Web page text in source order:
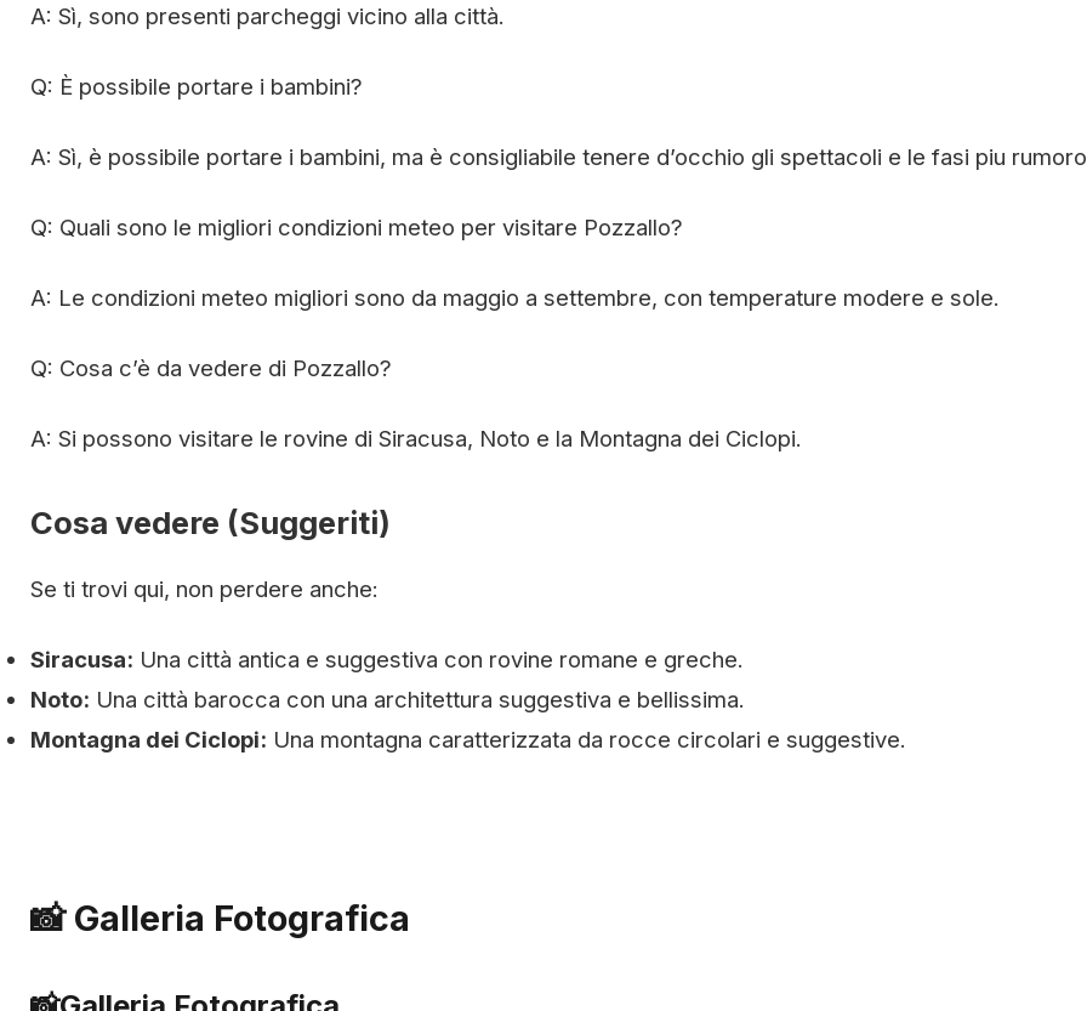
A: Sì, sono presenti parcheggi vicino alla città.
Q: È possibile portare i bambini?
A: Sì, è possibile portare i bambini, ma è consigliabile tenere d’occhio gli spettacoli e le fasi piu
Q: Quali sono le migliori condizioni meteo per visitare Pozzallo?
A: Le condizioni meteo migliori sono da maggio a settembre, con temperature modere e sole.
Q: Cosa c’è da vedere di Pozzallo?
A: Si possono visitare le rovine di Siracusa, Noto e la Montagna dei Ciclopi.
Cosa vedere (Suggeriti)
Se ti trovi qui, non perdere anche:
Siracusa: Una città antica e suggestiva con rovine romane e greche.
Noto: Una città barocca con una architettura suggestiva e bellissima.
Montagna dei Ciclopi: Una montagna caratterizzata da rocce circolari e suggestive.
📸 Galleria Fotografica